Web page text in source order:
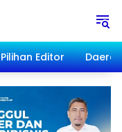
Pilihan Editor Daerah